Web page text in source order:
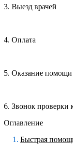
3. Выезд врачей
4. Оплата
5. Оказание помощи
6. Звонок проверки
Оглавление
Быстрая